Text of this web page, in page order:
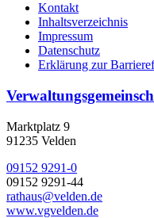
Kontakt
Inhaltsverzeichnis
Impressum
Datenschutz
Erklärung zur
Marktplatz 9
91235 Velden
09152 9291-0
09152 9291-44
rathaus@velden.de
www.vgvelden.de